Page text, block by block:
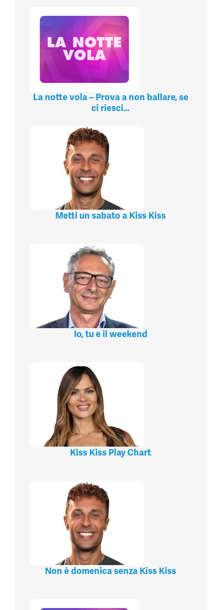
La notte vola – Prova a non ballare, se
ci riesci…
Metti un sabato a Kiss Kiss
Io, tu e il weekend
Kiss Kiss Play Chart
Non è domenica senza Kiss Kiss